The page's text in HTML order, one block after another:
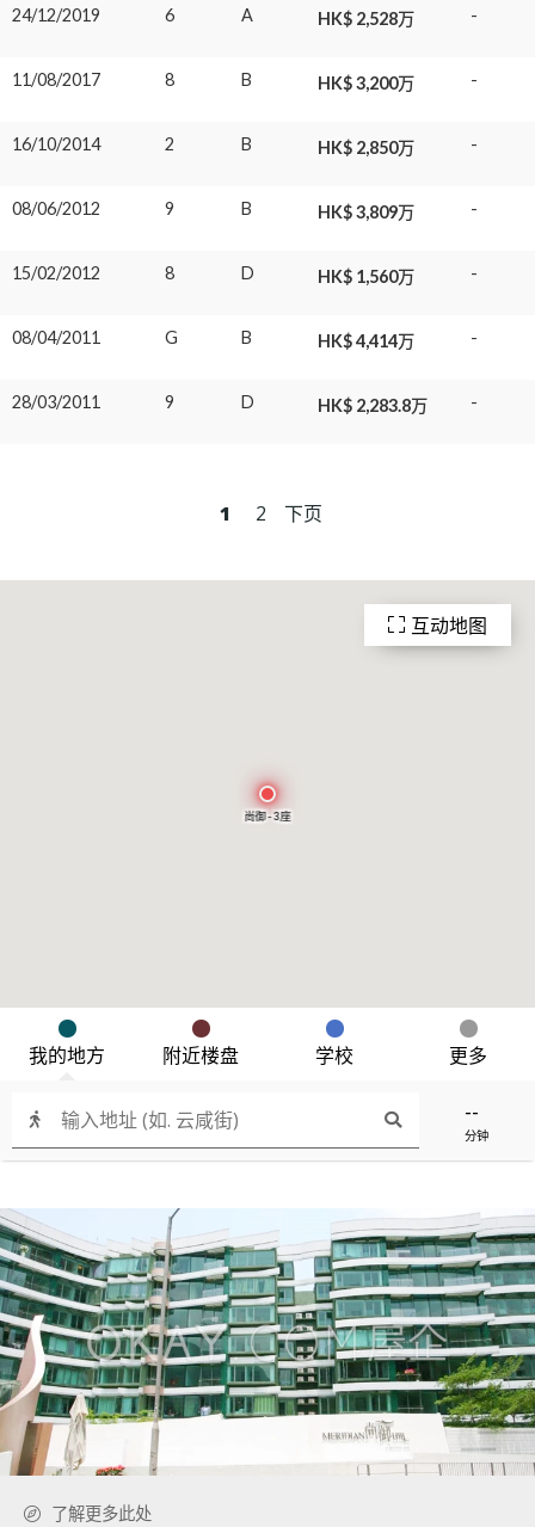
尚御 - 3座
--
分钟
我的地方 附近楼盘 学校 更多
互动地图
了解更多此处
24/12/2019 6 A HK$ 2,528万 -
11/08/2017 8 B HK$ 3,200万 -
16/10/2014 2 B HK$ 2,850万 -
08/06/2012 9 B HK$ 3,809万 -
15/02/2012 8 D HK$ 1,560万 -
08/04/2011 G B HK$ 4,414万 -
28/03/2011 9 D HK$ 2,283.8万 -
1 2 下页